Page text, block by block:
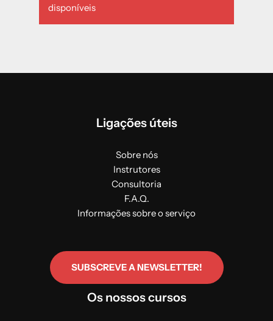
disponíveis
Ligações úteis
Sobre nós
Instrutores
Consultoria
F.A.Q.
Informações sobre o serviço
SUBSCREVE A NEWSLETTER!
Os nossos cursos